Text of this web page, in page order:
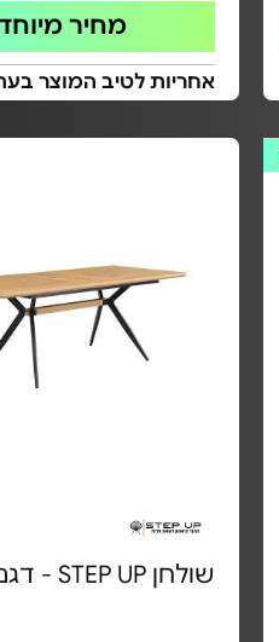
מחיר
אחריות לטיב המוצר
שולחן STEP UP - דגם 807